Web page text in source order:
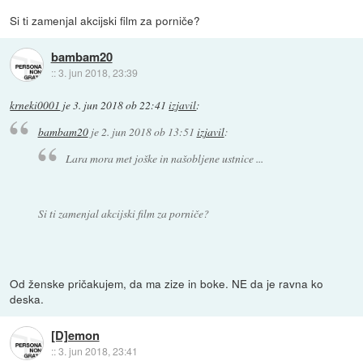
Si ti zamenjal akcijski film za porniče?
bambam20
::3. jun 2018, 23:39
krneki0001 je3. jun 2018 ob 22:41 izjavil:
bambam20je2. jun 2018 ob 13:51 izjavil:
Lara mora met joške in našobljene ustnice ...
Si ti zamenjal akcijski film za porniče?
Od ženske pričakujem, da ma zize in boke. NE da je ravna ko
deska.
[D]emon
::3. jun 2018, 23:41